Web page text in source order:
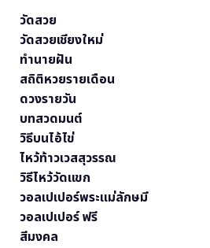
วัดสวย
วัดสวยเชียงใหม่
ทำนายฝัน
สถิติหวยรายเดือน
ดวงรายวัน
บทสวดมนต์
วิธีบนไอ้ไข่
ไหว้ท้าวเวสสุวรรณ
วิธีไหว้วัดแขก
วอลเปเปอร์พระแม่ลักษมี
วอลเปเปอร์ ฟรี
สีมงคล